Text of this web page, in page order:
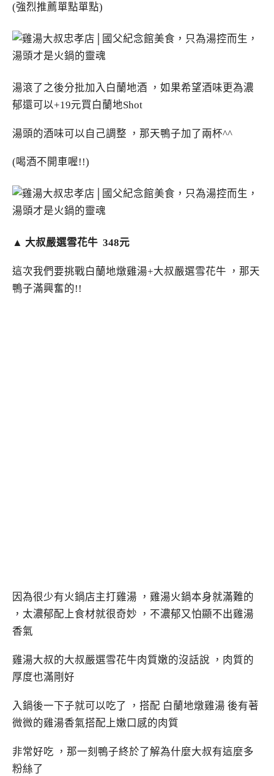
(強烈推薦單點單點)
湯滾了之後分批加入白蘭地酒 ，如果希望酒味更為濃
郁還可以+19元買白蘭地Shot
湯頭的酒味可以自己調整 ，那天鴨子加了兩杯^^
(喝酒不開車喔!!)
▲ 大叔嚴選雪花牛 348元
這次我們要挑戰白蘭地燉雞湯+大叔嚴選雪花牛 ，那天
鴨子滿興奮的!!
因為很少有火鍋店主打雞湯 ，雞湯火鍋本身就滿難的
，太濃郁配上食材就很奇妙 ，不濃郁又怕顯不出雞湯
香氣
雞湯大叔的大叔嚴選雪花牛肉質嫩的沒話說 ，肉質的
厚度也滿剛好
入鍋後一下子就可以吃了 ，搭配 白蘭地燉雞湯 後有著
微微的雞湯香氣搭配上嫩口感的肉質
非常好吃 ，那一刻鴨子終於了解為什麼大叔有這麼多
粉絲了